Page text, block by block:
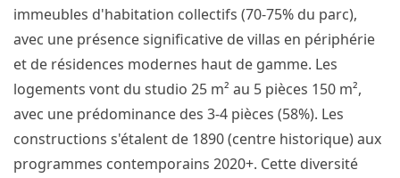
immeubles d'habitation collectifs (70-75% du parc),
avec une présence significative de villas en périphérie
et de résidences modernes haut de gamme. Les
logements vont du studio 25 m² au 5 pièces 150 m²,
avec une prédominance des 3-4 pièces (58%). Les
constructions s'étalent de 1890 (centre historique) aux
programmes contemporains 2020+. Cette diversité